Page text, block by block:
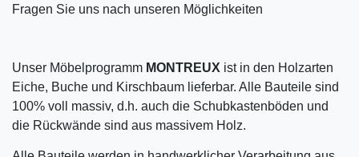
Fragen Sie uns nach unseren Möglichkeiten
Unser Möbelprogramm MONTREUX ist in den Holzarten
Eiche, Buche und Kirschbaum lieferbar. Alle Bauteile sind
100% voll massiv, d.h. auch die Schubkastenböden und
die Rückwände sind aus massivem Holz.